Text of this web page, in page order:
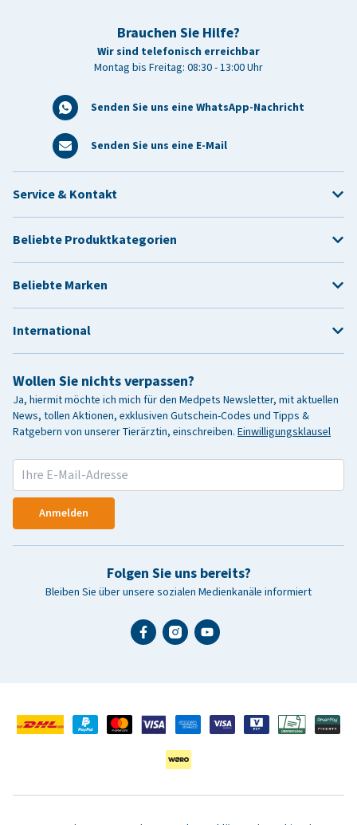
Brauchen Sie Hilfe?
Wir sind telefonisch erreichbar
Montag bis Freitag: 08:30 - 13:00 Uhr
Senden Sie uns eine WhatsApp-Nachricht
Senden Sie uns eine E-Mail
Wollen Sie nichts verpassen?
Ja, hiermit möchte ich mich für den Medpets Newsletter, mit aktuellen
News, tollen Aktionen, exklusiven Gutschein-Codes und Tipps &
Ratgebern von unserer Tierärztin, einschreiben. Einwilligungsklausel
Anmelden
Folgen Sie uns bereits?
Bleiben Sie über unsere sozialen Medienkanäle informiert
Service & Kontakt
Beliebte Produktkategorien
Beliebte Marken
International